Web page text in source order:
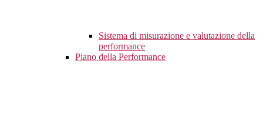
Sistema di misurazione e valutazione della
performance
Piano della Performance